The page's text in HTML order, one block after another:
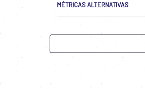
MÉTRICAS ALTERNATIVAS